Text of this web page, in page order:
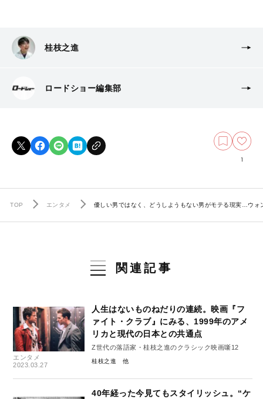
桂枝之進
ロードショー編集部
1
TOP エンタメ 優しい男ではなく、どうしようもない男がモテる現実…ウ
関連記事
エンタメ
2023.03.27
人生はないものねだりの連続。映画『フ
ァイト・クラブ』にみる、1999年のアメ
リカと現代の日本との共通点
Z世代の落語家・桂枝之進のクラシック映画噺12
桂枝之進
40年経った今見てもスタイリッシュ。“ケ